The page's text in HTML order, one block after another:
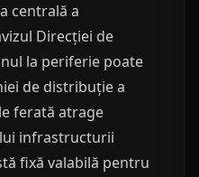
centrală a
Direcției de
la periferie poate
de distribuție a
ferată atrage
infrastructurii
fixă valabilă pentru